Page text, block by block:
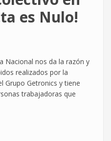
es Nulo!
Nacional nos da la razón y
realizados por la
Grupo Getronics y tiene
trabajadoras que